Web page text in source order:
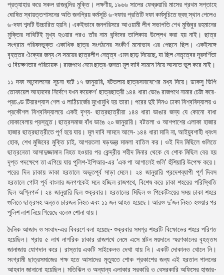
সংগঠন
নির্বাচনী
ইশতেহার
প্রত্যাহার করে সকল রাজবন্দির মুক্তি। লক্ষণীয়, ১৯৬৬ সালের ফেব্রুয়ারি মাসের প্রথম সপ্তাহে
ঘোষিত স্বায়ত্তশাসনের অতি জনপ্রিয় কর্মসূচি ৬-দফার প্রতিটি দফা কর্মসূচিতে হুবহু স্থান পেলেও
৬-দফা শব্দটি উচ্চারিত হয়নি। একইভাবে জনপরিসরে আওয়ামী লীগ সভাপতি শেখ মুজিবুর রহমানের
মুক্তির দাবিটিই মুখ্য হওয়ার পরও তাঁর নাম বন্দিদের তালিকায় উল্লেখ করা হয় নাই। ছাত্র
সংগ্রাম পরিষদভুক্ত একাধিক ছাত্র সংগঠনের সংকীর্ণ মনোভাব এর পেছনে ছিল। একইসঙ্গে
বৃহত্তর ঐক্যের জন্য সে সময়ের ছাত্রলীগ নেতৃত্ব এমন ছাড় দিয়েছে, যা ছিল নেতৃত্বের দূরদর্শিতা
ও বিচক্ষণতার পরিচায়ক। রাজপথে নেমে ছাত্র-জনতা মূল দাবি সামনে নিয়ে আসতে ভুল করে নাই।
১১ দফা আন্দোলনের সূচনা ঘটে ১৭ জানুয়ারি, বটতলায় ছাত্রসমাবেশের মধ্য দিয়ে। ডাকসু ভিপি
তোফায়েল আহমদের নির্দেশে যখন কয়েকশ’ ছাত্রছাত্রী ১৪৪ ধারা ভেঙে রাজপথে নামার চেষ্টা করে-
প্রচণ্ড টিয়ারগ্যাস শেল ও লাঠিচার্জের মুখোমুখি হয় তারা। পরের দুই দিনও ঢাকা বিশ্ববিদ্যালয় ও
প্রকৌশল বিশ্ববিদ্যালয়ে একই দৃশ্য- ছাত্রছাত্রীরা ১৪৪ ধারা ভাঙার জন্য যে কোনো বাধা
মোকাবেলায় প্রস্তুত। ছাত্রসমাজ বাঁধ ভাঙে ২০ জানুয়ারি। বটতলা ও আশপাশের এলাকা হাজার
হাজার ছাত্রছাত্রীতে পূর্ণ হয়ে যায়। মূল দাবি সামনে আসে- ১৪৪ ধারা মানি না, আইয়ুবশাহী ধ্বংস
হোক, শেখ মুজিবের মুক্তি চাই, আগরতলা ষড়যন্ত্র মামলা বাতিল কর। ওই দিন মিছিলে গুলিতে
ছাত্রনেতা আসাদুজ্জামান নিহত হওয়ার পর কেন্দ্রীয় শহীদ মিনার থেকে যে শোক মিছিল বের হয়
দৃপ্ত পদক্ষেপে তা এগিয়ে যায় পুলিশ-ইপিআর-এর ‘এক পা আগালেই গুলি’ হুঁশিয়ারি উপেক্ষ করে।
পরের দিন ঢাকায় ডাকা হরতালে অভূতপূর্ব সাড়া মেলে। ২৪ জানুয়ারি প্রদেশব্যাপী পূর্ণ দিবস
হরতালে গোটা পূর্ব বাংলার জনগণকেই মনে হচ্ছিল রাজপথে, বিশেষ করে ঢাকা শহরের পরিস্থিতি
ছিল অগ্নিগর্ভ। ২৪ জানুয়ারি ছিল শুক্রবার। হরতালের মিছিল ও পিকেটিংয়ের সময় ঢাকা শহরে
গুলিতে ছাত্রসহ অন্তত চারজন নিহত এবং ১১ জন আহত হয়েছে। আরও দু’জন নিহত হওয়ার পর
পুলিশ লাশ নিয়ে গিয়েছে বলেও শোনা যায়।
দৈনিক আজাদ ও সংবাদ-এর বিবরণে বলা হয়েছে- শুক্রবার সমগ্র শহরটি বিক্ষোভের শহরে পরিণত
হয়েছিল। প্রায় ৫ লাখ নাগরিক ঢাকার রাজপথে নেমে এসে পল্টন ময়দানে স্মরণকালের বৃহত্তম
জানাজায় যোগদান করে। রাস্তায় একটি সাইকেলও দেখা যায় নি। একটি দোকানও খোলে নি।
সংগ্রামী ছাত্রসমাজের পক্ষ হতে আসাদের মৃত্যুতে শোক প্রকাশের জন্য এই হরতাল পালনের
আহবান জানানো হয়েছিল। মতিঝিল ও অন্যান্য এলাকার সরকারি ও বেসরকারি অফিসের হাজার-